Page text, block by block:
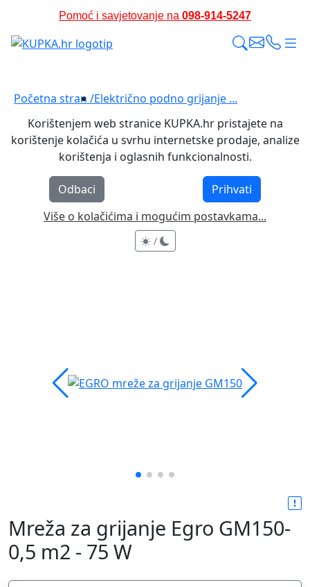
Pomoć i savjetovanje na 098-914-5247
Početna stran /Električno podno grijanje ...
Korištenjem web stranice KUPKA.hr pristajete na
korištenje kolačića u svrhu internetske prodaje, analize
korištenja i oglasnih funkcionalnosti.
Odbaci
Prihvati
Više o kolačićima i mogućim postavkama...
/
Mreža za grijanje Egro GM150-
0,5 m2 - 75 W